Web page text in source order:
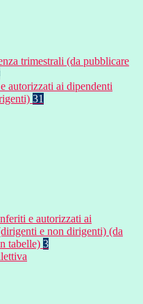
trimestrali (da pubblicare
autorizzati ai dipendenti
31
e autorizzati ai
e non dirigenti) (da
tabelle) 3